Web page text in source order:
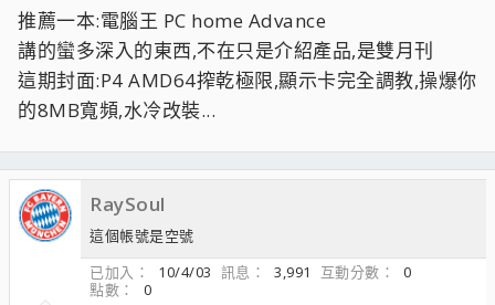
推薦一本:電腦王 PC home Advance
講的蠻多深入的東西,不在只是介紹產品,是雙月刊
這期封面:P4 AMD64搾乾極限,顯示卡完全調教,操爆你
的8MB寬頻,水冷改裝...
RaySoul
這個帳號是空號
已加入
10/4/03 訊息 3,991 互動分數
0
點數
0